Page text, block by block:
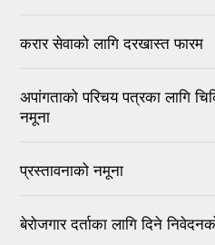
करार सेवाको लागि दरखास्त फारम
अपांगताको परिचय पत्रका लागि
नमूना
प्रस्तावनाको नमूना
बेरोजगार दर्ताका लागि दिने